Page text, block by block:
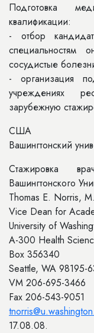
Подготовка
квалификации:
- отбор
специальностям
сосудистые
- организация
учреждениях
зарубежную
США
Вашингтонский
Стажировка
Вашингтонского
Thomas E. Norris,
Vice Dean for
University of
A-300 Health
Box 356340
Seattle, WA 98195-
VM 206-695-3466
Fax 206-543-9051
17.08.08.